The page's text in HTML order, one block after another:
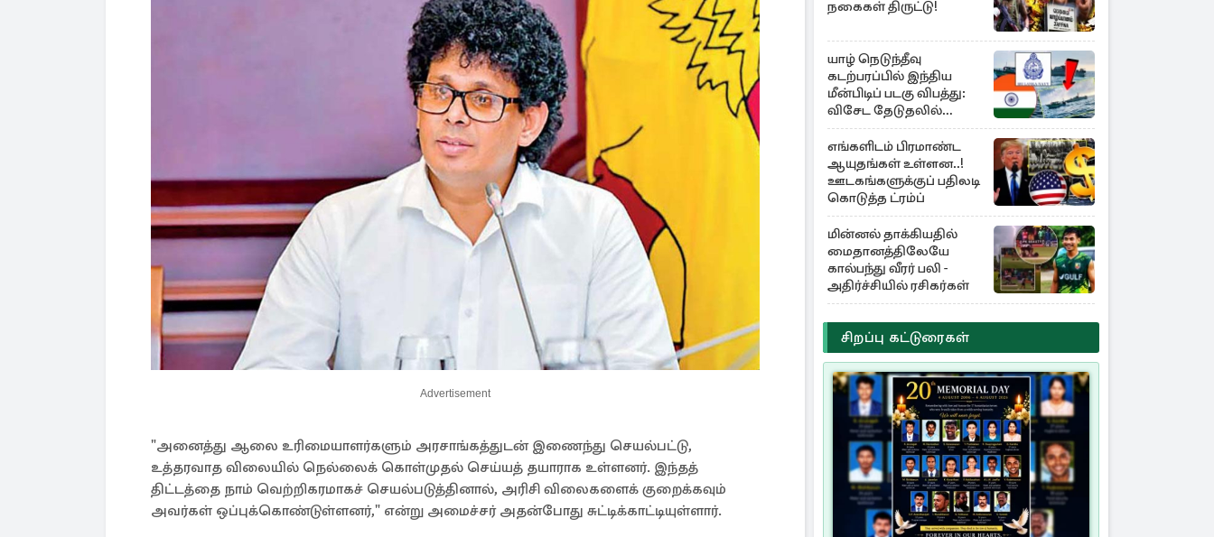
Advertisement
"அனைத்து ஆலை உரிமையாளர்களும் அரசாங்கத்துடன் இணைந்து செயல்பட்டு,
உத்தரவாத விலையில் நெல்லைக் கொள்முதல் செய்யத் தயாராக உள்ளனர். இந்தத்
திட்டத்தை நாம் வெற்றிகரமாகச் செயல்படுத்தினால், அரிசி விலைகளைக் குறைக்கவும்
அவர்கள் ஒப்புக்கொண்டுள்ளனர்," என்று அமைச்சர் அதன்போது சுட்டிக்காட்டியுள்ளார்.
நகைகள் திருட்டு!
யாழ் நெடுந்தீவு
கடற்பரப்பில் இந்திய
மீன்பிடிப் படகு விபத்து:
விசேட தேடுதலில்
இலங்கை கடற்படை
எங்களிடம் பிரமாண்ட
ஆயுதங்கள் உள்ளன..!
ஊடகங்களுக்குப் பதிலடி
கொடுத்த ட்ரம்ப்
மின்னல் தாக்கியதில்
மைதானத்திலேயே
கால்பந்து வீரர் பலி -
அதிர்ச்சியில் ரசிகர்கள்
சிறப்பு கட்டுரைகள்